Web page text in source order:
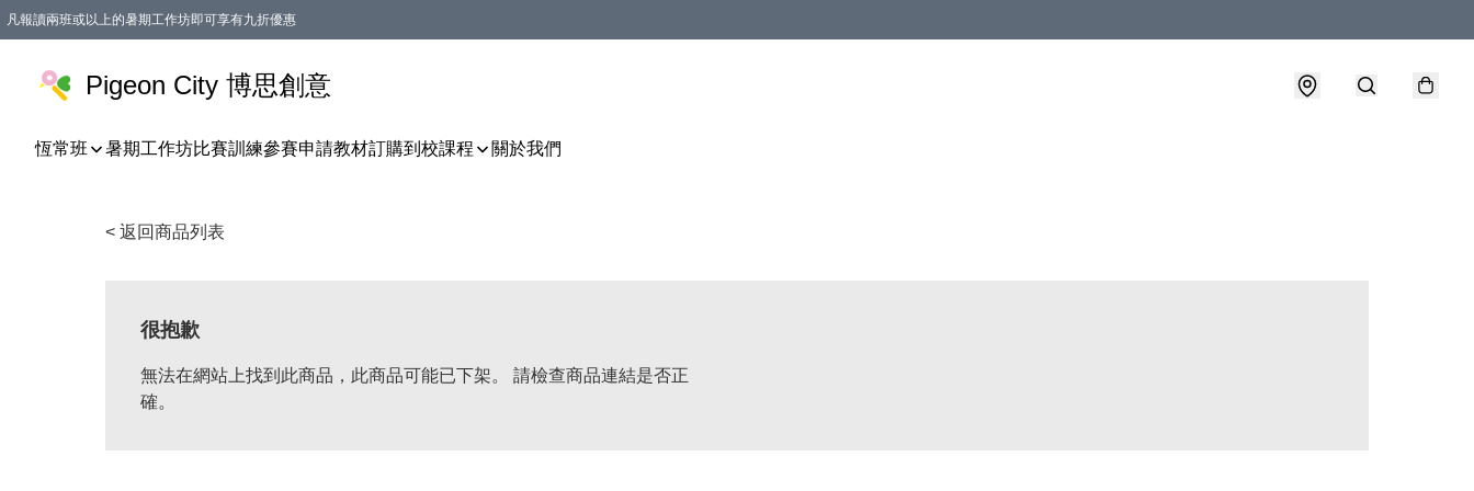
凡報讀兩班或以上的暑期工作坊即可享有九折優惠
Pigeon City 博思創意
恆常班 暑期工作坊比賽訓練參賽申請教材訂購到校課程 關於我們
< 返回商品列表
很抱歉
無法在網站上找到此商品，此商品可能已下架。 請檢查商品連結是否正
確。